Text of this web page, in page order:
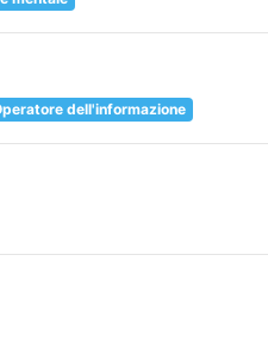
dell'informazione